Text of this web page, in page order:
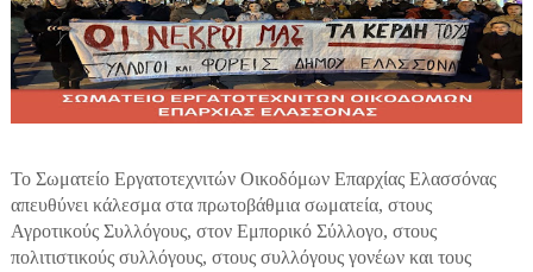
Το Σωματείο Εργατοτεχνιτών Οικοδόμων Επαρχίας Ελασσόνας
απευθύνει κάλεσμα στα πρωτοβάθμια σωματεία, στους
Αγροτικούς Συλλόγους, στον Εμπορικό Σύλλογο, στους
πολιτιστικούς συλλόγους, στους συλλόγους γονέων και τους